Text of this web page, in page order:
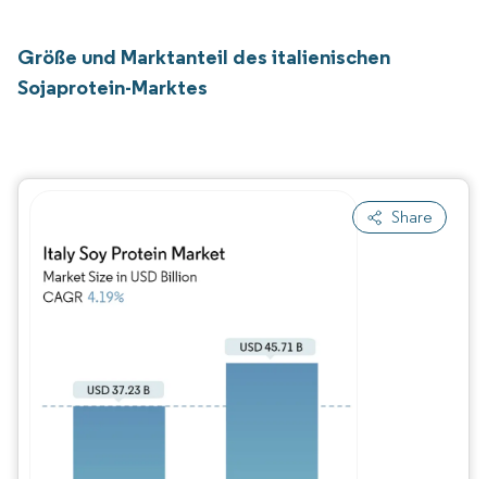
Größe und Marktanteil des italienischen
Sojaprotein-Marktes
Share